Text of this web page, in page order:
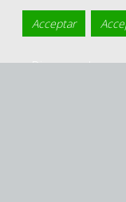
Disseny web per:
Acceptar